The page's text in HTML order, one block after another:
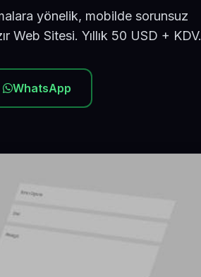
yönelik, mobilde sorunsuz
Web Sitesi. Yıllık 50 USD + KDV.
WhatsApp